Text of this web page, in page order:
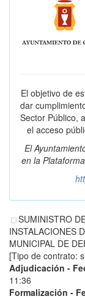
El objetivo de
dar
Sector Público,
el acceso
El
en la
SUMINISTRO
INSTALACIONES
MUNICIPAL DE
[Tipo de contrato:
Adjudicación -
11:36
Formalización -